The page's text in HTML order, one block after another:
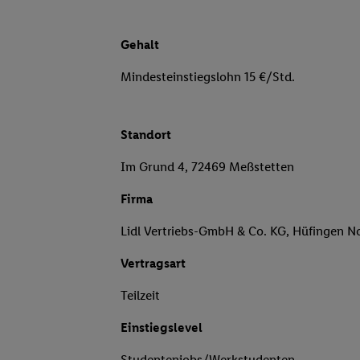
Gehalt
Mindesteinstiegslohn 15 €/Std.
Standort
Im Grund 4, 72469 Meßstetten
Firma
Lidl Vertriebs-GmbH & Co. KG, Hüfingen
Vertragsart
Teilzeit
Einstiegslevel